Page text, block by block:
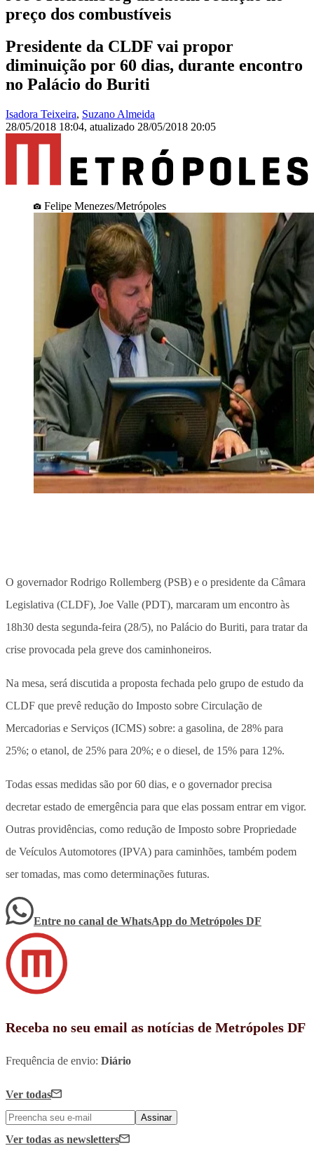
preço dos combustíveis
Presidente da CLDF vai propor
diminuição por 60 dias, durante encontro
no Palácio do Buriti
Isadora Teixeira, Suzano Almeida
28/05/2018 18:04, atualizado 28/05/2018 20:05
Felipe Menezes/Metrópoles
O governador Rodrigo Rollemberg (PSB) e o presidente da Câmara
Legislativa (CLDF), Joe Valle (PDT), marcaram um encontro às
18h30 desta segunda-feira (28/5), no Palácio do Buriti, para tratar da
crise provocada pela greve dos caminhoneiros.
Na mesa, será discutida a proposta fechada pelo grupo de estudo da
CLDF que prevê redução do Imposto sobre Circulação de
Mercadorias e Serviços (ICMS) sobre: a gasolina, de 28% para
25%; o etanol, de 25% para 20%; e o diesel, de 15% para 12%.
Todas essas medidas são por 60 dias, e o governador precisa
decretar estado de emergência para que elas possam entrar em vigor.
Outras providências, como redução de Imposto sobre Propriedade
de Veículos Automotores (IPVA) para caminhões, também podem
ser tomadas, mas como determinações futuras.
Entre no canal de WhatsApp do Metrópoles DF
Receba no seu email as notícias de Metrópoles DF
Frequência de envio: Diário
Ver todas
Assinar
Ver todas as newsletters